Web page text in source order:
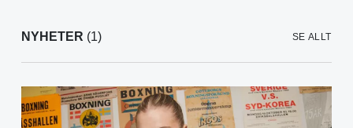
NYHETER (1) SE ALLT